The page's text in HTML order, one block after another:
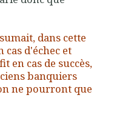
dans cette
d'échec et
en cas de succès,
banquiers
ne pourront que